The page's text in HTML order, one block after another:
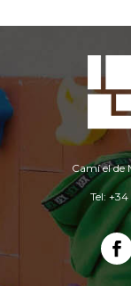
Camí el de
Tel: